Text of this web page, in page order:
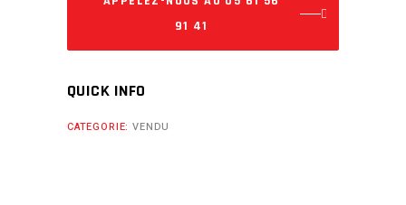
91 41
QUICK INFO
CATEGORIE:VENDU